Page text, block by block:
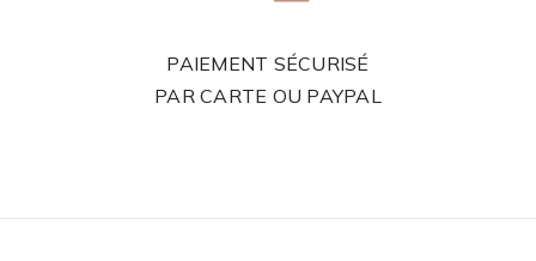
PAIEMENT SÉCURISÉ
PAR CARTE OU PAYPAL